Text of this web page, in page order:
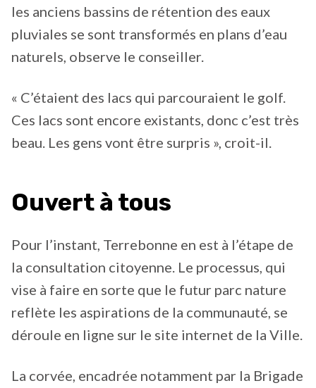
les anciens bassins de rétention des eaux
pluviales se sont transformés en plans d’eau
naturels, observe le conseiller.
« C’étaient des lacs qui parcouraient le golf.
Ces lacs sont encore existants, donc c’est très
beau. Les gens vont être surpris », croit-il.
Ouvert à tous
Pour l’instant, Terrebonne en est à l’étape de
la consultation citoyenne. Le processus, qui
vise à faire en sorte que le futur parc nature
reflète les aspirations de la communauté, se
déroule en ligne sur le site internet de la Ville.
La corvée, encadrée notamment par la Brigade